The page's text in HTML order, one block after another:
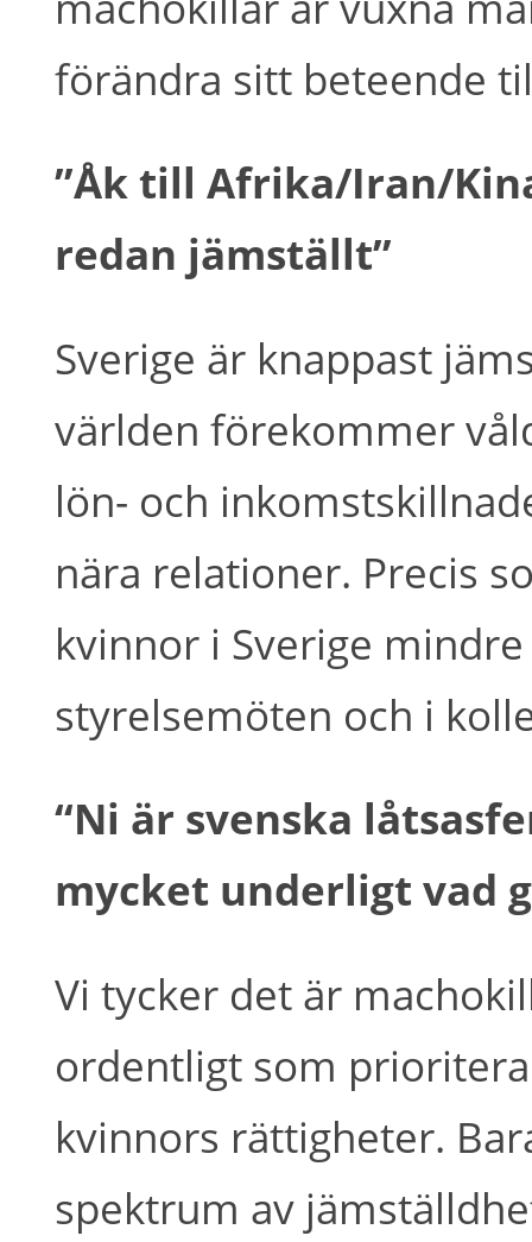
förändra sitt beteende
”Åk till Afrika/Iran/
redan jämställt”
Sverige är knappast
världen förekommer
lön- och
nära relationer. Precis
kvinnor i Sverige
styrelsemöten och i
“Ni är svenska
mycket underligt vad
Vi tycker det är
ordentligt som
kvinnors rättigheter.
spektrum av